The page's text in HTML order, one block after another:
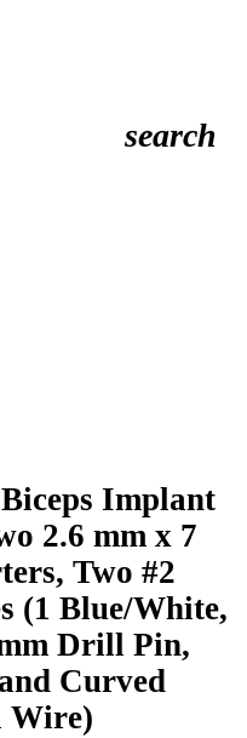
search
Implant
2.6 mm x 7
Two #2
(1 Blue/White,
Drill Pin,
Curved
Wire)